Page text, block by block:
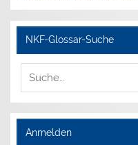
NKF-Glossar-Suche
Anmelden